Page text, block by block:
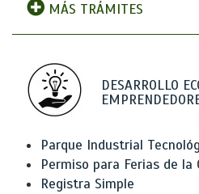
MÁS TRÁMITES
DESARROLLO
Parque Industrial
Permiso para Ferias de la
Registra Simple